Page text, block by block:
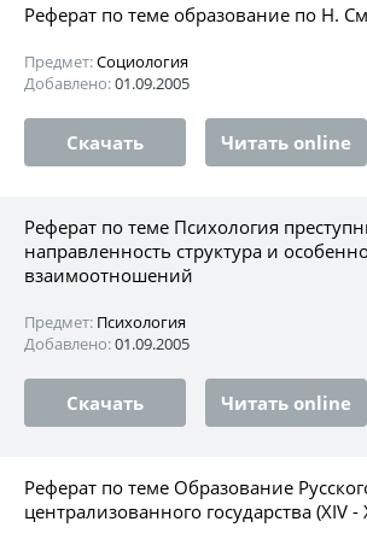
Реферат по теме образование по Н.
Предмет:Социология
Добавлено:01.09.2005
Скачать Читать online
Реферат по теме Психология
направленность структура и
взаимоотношений
Предмет: Психология
Добавлено:01.09.2005
Скачать Читать online
Реферат по теме Образование
централизованного государства (ХIV -